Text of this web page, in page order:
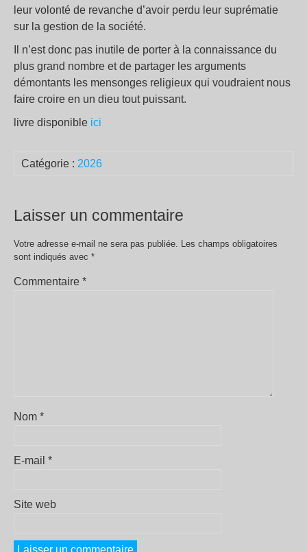
leur volonté de revanche d’avoir perdu leur suprématie
sur la gestion de la société.
Il n’est donc pas inutile de porter à la connaissance du
plus grand nombre et de partager les arguments
démontants les mensonges religieux qui voudraient nous
faire croire en un dieu tout puissant.
livre disponible ici
Catégorie : 2026
Laisser un commentaire
Votre adresse e-mail ne sera pas publiée. Les champs obligatoires
sont indiqués avec *
Commentaire *
Nom *
E-mail *
Site web